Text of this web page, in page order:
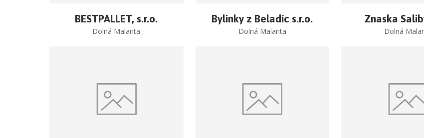
BESTPALLET, s.r.o.
Dolná Malanta
Bylinky z Beladíc s.r.o.
Dolná Malanta
Znaska
Dolná